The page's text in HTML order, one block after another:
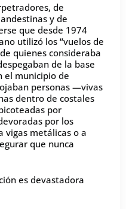
de
y de
que desde 1974
utilizó los “vuelos de
quienes consideraba
de la base
el municipio de
personas —vivas
dentro de costales
por
por los
vigas metálicas o a
que nunca
es devastadora